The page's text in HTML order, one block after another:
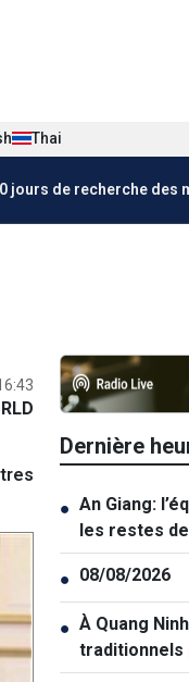
Thai
jours de recherche des
Dernière
● An Giang:
les restes
pour la
● 08/08/2026
● À Quang
traditionnels
numérique